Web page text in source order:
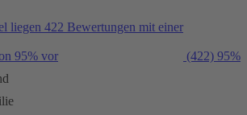
liegen 422 Bewertungen mit einer
95% vor (422) 95%